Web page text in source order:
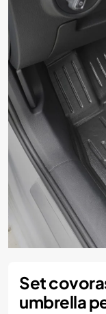
Set
umbrella